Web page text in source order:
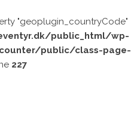
"geoplugin_countryCode"
public_html/wp-
public/class-page-
227